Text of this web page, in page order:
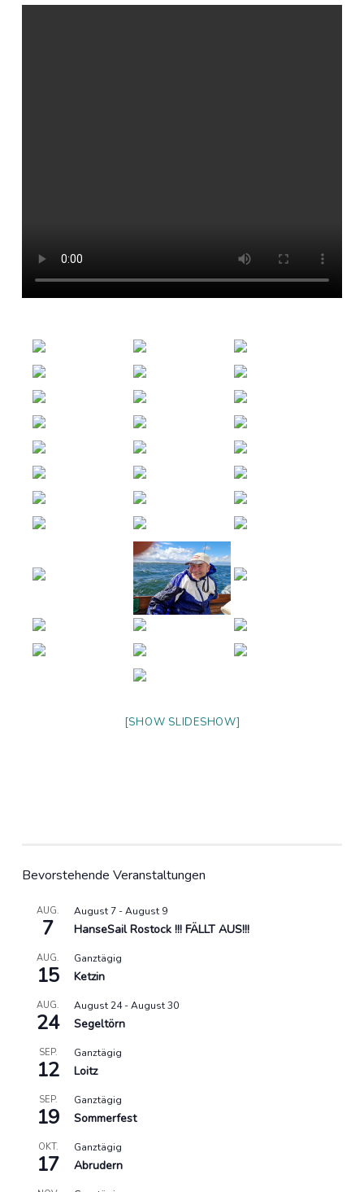
[SHOW SLIDESHOW]
Bevorstehende Veranstaltungen
AUG.
7
August 7 -August 9
HanseSail Rostock !!! FÄLLT AUS!!!
AUG.
15
Ganztägig
Ketzin
AUG.
24
August 24-August 30
Segeltörn
SEP.
12
Ganztägig
Loitz
SEP.
19
Ganztägig
Sommerfest
OKT.
17
Ganztägig
Abrudern